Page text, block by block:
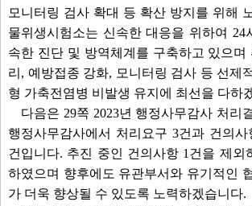
모니터링 검사 확대 등 확산 방지를 위해
물위생시험소는 신속한 대응을 위하여 24
속한 진단 및 방역체계를 구축하고 있으며
리, 예방접종 강화, 모니터링 검사 등 선제
형 가축전염병 비발생 유지에 최선을 다하
다음은 29쪽 2023년 행정사무감사 처리
행정사무감사에서 처리요구 3건과 건의
건입니다. 추진 중인 건의사항 1건을 제외
하였으며 향후에도 유관부서와 유기적인
가 더욱 향상될 수 있도록 노력하겠습니다.